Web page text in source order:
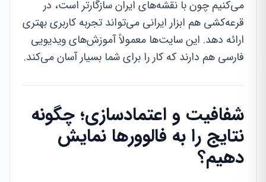
می‌کنیم چون با نقشه‌های ایران سازگارتر است، در
قرعه‌کشی هم ابزار ایرانی می‌تواند تجربه کاربری بهتری
ارائه دهد. این سایت‌ها معمولاً آموزش‌های ویدیویی
فارسی هم دارند که کار را برای شما بسیار آسان می‌کند.
شفافیت و اعتمادسازی؛ چگونه
نتایج را به فالوورها نمایش
دهیم؟